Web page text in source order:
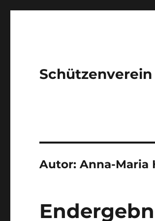
Schützenverein
Autor:Anna-Maria